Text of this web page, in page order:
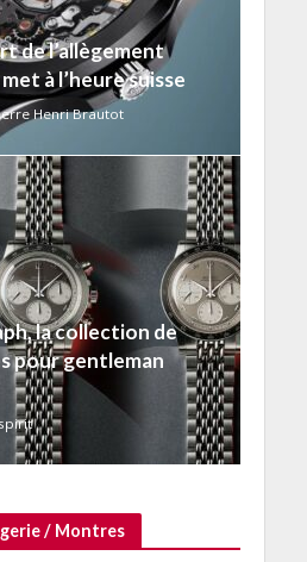
de l’allègement
à l’heure suisse
Henri Brautot
la collection de
pour gentleman
/ Montres